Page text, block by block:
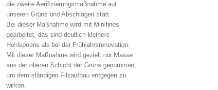
die zweite Aerifizierungsmaßnahme auf
unseren Grüns und Abschlägen statt.
Bei dieser Maßnahme wird mit Minitines
gearbeitet, das sind deutlich kleinere
Hohlspoons als bei der Frühjahrsrenovation.
Mit dieser Maßnahme wird gezielt nur Masse
aus der oberen Schicht der Grüns genommen,
um dem ständigen Filzaufbau entgegen zu
wirken.